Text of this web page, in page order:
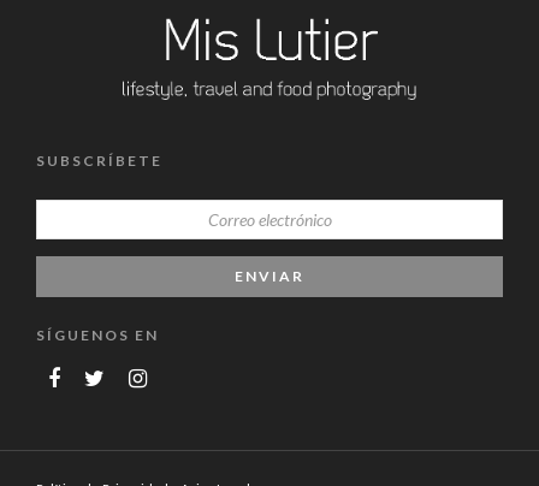
SUBSCRÍBETE
SÍGUENOS EN